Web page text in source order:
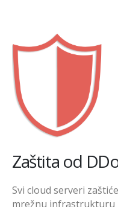
Zaštita od
Svi cloud serveri
mrežnu infrastrukturu